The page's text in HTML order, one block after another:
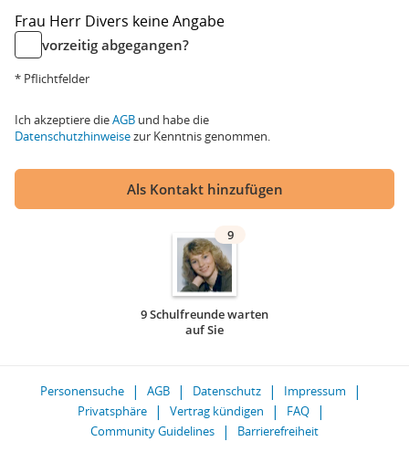
Frau Herr Divers keine Angabe
vorzeitig abgegangen?
* Pflichtfelder
Ich akzeptiere dieAGB und habe die
Datenschutzhinweisezur Kenntnis genommen.
Als Kontakt hinzufügen
9
9 Schulfreunde warten
auf Sie
Personensuche AGB Datenschutz
Impressum
Privatsphäre
Vertrag kündigen
FAQ
Community Guidelines
Barrierefreiheit